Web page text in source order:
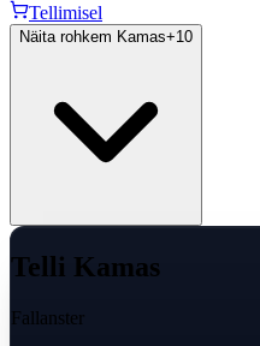
Tellimisel
Näita rohkem Kamas+10
Telli Kamas
Fallanster